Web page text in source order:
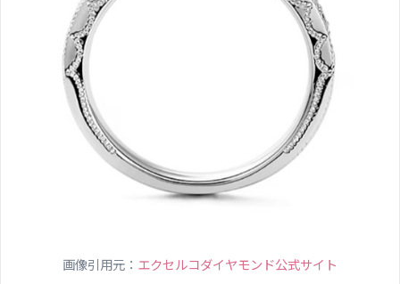
画像引用元： エクセルコダイヤモンド公式サイト